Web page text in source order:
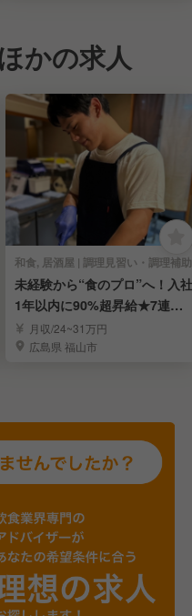
かの求人
和食, 居酒屋 | 調理見習い・調理補助
未経験から“食のプロ”へ！入社
1年以内に90%超昇給★7連休
も取得可能！
月収/24~31万円
広島県 福山市